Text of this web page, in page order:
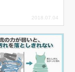
2018.07.04